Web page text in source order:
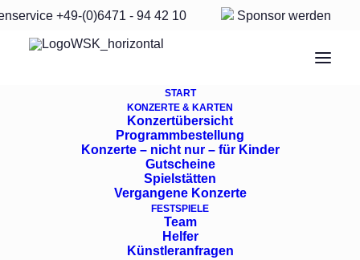
+49-(0)6471 - 94 42 10 Sponsor werden
START
KONZERTE & KARTEN
Konzertübersicht
Programmbestellung
Konzerte – nicht nur – für Kinder
Gutscheine
Spielstätten
Vergangene Konzerte
FESTSPIELE
Team
Helfer
Künstleranfragen
Sonntag, 14. Juli 19:30
Uhr -
Renaissancehof /
Stadthalle
Barrelhouse: Forever